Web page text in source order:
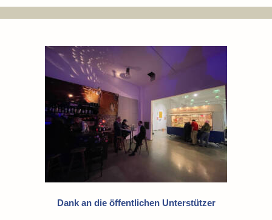
Dank an die öffentlichen Unterstützer